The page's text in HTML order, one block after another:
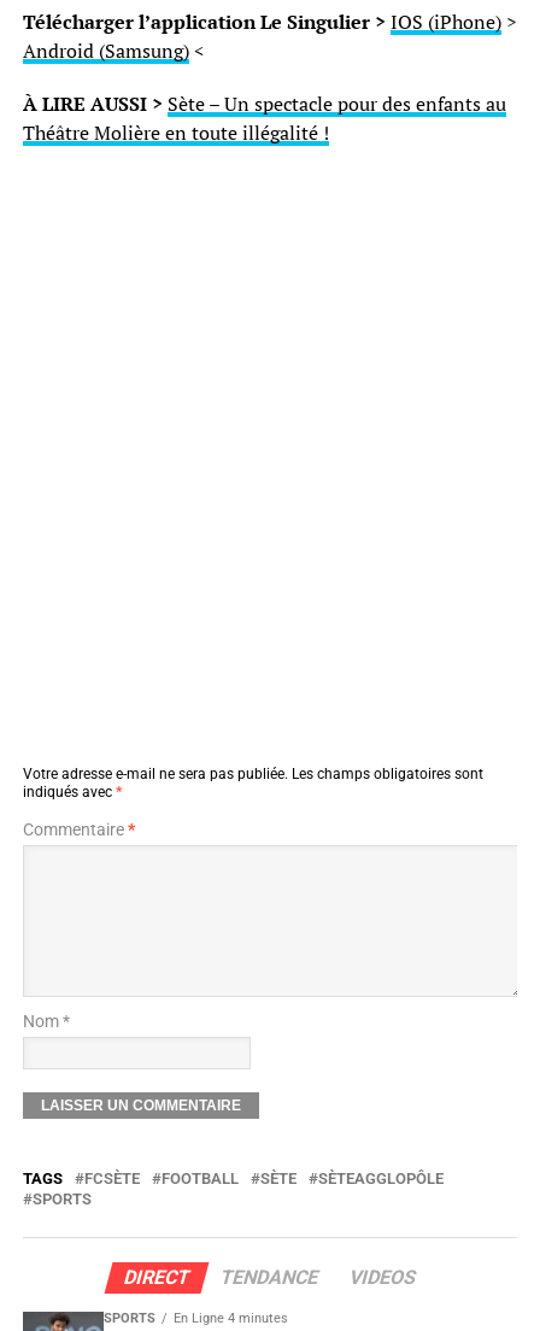
Télécharger l’application Le Singulier > IOS (iPhone)>
Android (Samsung)<
À LIRE AUSSI > Sète – Un spectacle pour des enfants au
Théâtre Molière en toute illégalité !
Votre adresse e-mail ne sera pas publiée. Les champs obligatoires sont
indiqués avec *
Commentaire*
Nom *
TAGS FCSÈTE FOOTBALL SÈTE
SÈTEAGGLOPÔLE
SPORTS
DIRECT TENDANCE VIDEOS
SPORTS En Ligne 4 minutes